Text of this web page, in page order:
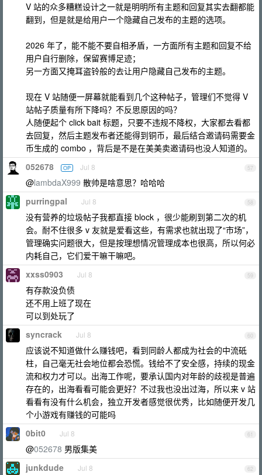
V 站的众多糟糕设计之一就是明明所有主题和回复其实去翻都能
翻到，但是就是给用户一个隐藏自己发布的主题的选项。
2026 年了，能不能不要自相矛盾，一方面所有主题和回复不给
用户自行删除，保留赛博足迹；
另一方面又掩耳盗铃般的去让用户隐藏自己发布的主题。
现在 V 站随便一屏幕就能看到几个这种帖子，管理们不觉得 V
站帖子质量有所下降吗？不反思原因的吗？
人随便起个 click bait 标题，只要不违规不降权，大家都去看都
去回复，然后主题发布者还能得到铜币，最后结合邀请码需要金
币生成的 combo ，背后是不是在美美卖邀请码也没人知道的。
57
052678 OP Jul 8
@lambdaX999 散帅是啥意思？哈哈哈
58
purringpal Jul 8
没有营养的垃圾帖子我都直接 block ，很少能刷到第二次的机
会。耐不住很多 v 友就是爱看这些，有需求也就出现了“市场”，
管理确实问题很大，但是按理想情况管理成本也很高，所以何必
内耗自己，它们爱干嘛干嘛吧。
59
xxss0903 Jul 8
有存款没负债
还不用上班了现在
可以到处玩了
60
syncrack Jul 8
应该说不知道做什么赚钱吧，看到同龄人都成为社会的中流砥
柱，自己毫无社会地位都会恐慌。钱给不了安全感，持续的现金
流和权力才可以。出海工作呢，要承认国内对年龄的歧视是普遍
存在的，出海看看可能会更好？不过我也没出过海，所以来 v 站
看看有没有什么机会，独立开发者感觉很优秀，比如随便开发几
个小游戏有赚钱的可能吗
61
0bit0 Jul 8
@052678 男版集美
62
junkdude Jul 8